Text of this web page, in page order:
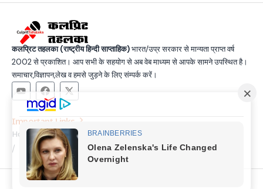
कलप्रिट तहलका (राष्ट्रीय हिन्दी साप्ताहिक)भारत/उप्र सरकार से मान्यता प्राप्त वर्ष
2002 से प्रकाशित। आप सभी के सहयोग से अब वेब माध्यम से आपके सामने उपस्थित है।
समाचार,विज्ञापन,लेख व हमसे जुड़ने के लिए संम्पर्क करें।
Important Links
Home Latest News Contact
Privacy Policy
Terms and Condition Join Us
© Copyright 2025, All Rights Reserved |